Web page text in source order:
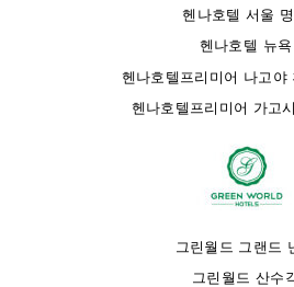
헨나호텔 서울
헨나호텔 뉴욕
헨나호텔프리미어 나고야
헨나호텔프리미어 가고
그린월드 그랜드
그린월드 산수